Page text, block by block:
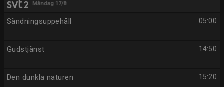
Måndag 17/8
05:00
Sändningsuppehåll
14:50
Gudstjänst
15:20
Den dunkla naturen